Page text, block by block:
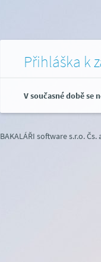
Přihláška k
V současné době se
BAKALÁŘI software s.r.o.Čs.